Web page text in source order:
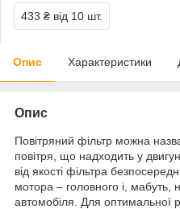
433 ₴ від 10 шт.
Опис Характеристики
Опис
Повітряний фільтр можна
повітря, що надходить у
від якості фільтра
мотора – головного і, мабуть,
автомобіля. Для оптимальної